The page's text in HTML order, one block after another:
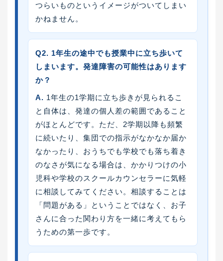
つらいものというイメージがついてしまい
かねません。
Q2. 1年生の途中でも授業中に立ち歩いて
しまいます。発達障害の可能性はあります
か？
A. 1年生の1学期に立ち歩きが見られるこ
と自体は、発達の個人差の範囲であること
がほとんどです。ただ、2学期以降も頻繁
に続いたり、集団での指示がなかなか届か
なかったり、おうちでも学校でも落ち着き
のなさが気になる場合は、かかりつけの小
児科や学校のスクールカウンセラーに気軽
に相談してみてください。相談することは
「問題がある」ということではなく、お子
さんに合った関わり方を一緒に考えてもら
うための第一歩です。